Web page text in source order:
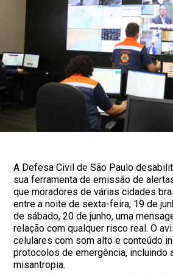
A Defesa Civil de São Paulo
sua ferramenta de emissão de
que moradores de várias cidades
entre a noite de sexta-feira, 19 de
de sábado, 20 de junho, uma
relação com qualquer risco real. O
celulares com som alto e conteúdo
protocolos de emergência, incluindo
misantropia.